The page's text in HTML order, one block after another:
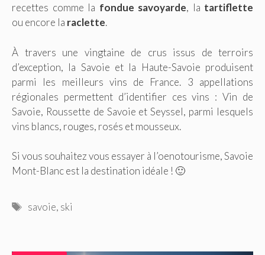
recettes comme la fondue savoyarde, la tartiflette
ou encore la raclette.
À travers une vingtaine de crus issus de terroirs
d’exception, la Savoie et la Haute-Savoie produisent
parmi les meilleurs vins de France. 3 appellations
régionales permettent d’identifier ces vins : Vin de
Savoie, Roussette de Savoie et Seyssel, parmi lesquels
vins blancs, rouges, rosés et mousseux.
Si vous souhaitez vous essayer à l’oenotourisme, Savoie
Mont-Blanc est la destination idéale ! 🙂
Étiquettes
savoie, ski